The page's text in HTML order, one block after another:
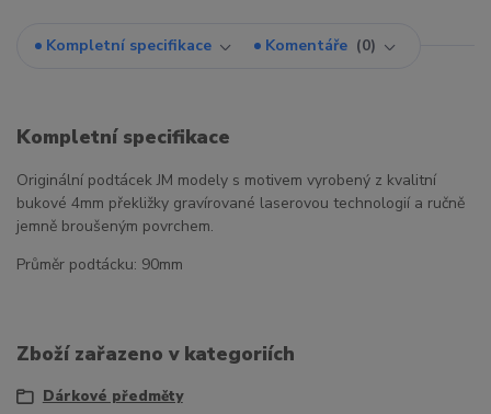
Kompletní specifikace Komentáře 0
Kompletní specifikace
Originální podtácek JM modely s motivem vyrobený z kvalitní
bukové 4mm překližky gravírované laserovou technologií a ručně
jemně broušeným povrchem.
Průměr podtácku: 90mm
Zboží zařazeno v kategoriích
Dárkové předměty